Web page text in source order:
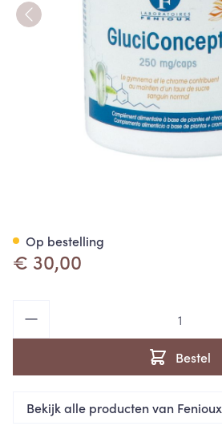
€ 30,00
Bestel
Op bestelling
Bekijk alle producten van Fenioux